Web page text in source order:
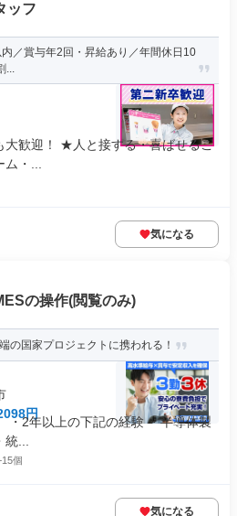
ッフ
／賞与年2回・昇給あり／年間休日10
...
大歓迎！ ★人と接する・喜ばせるこ
・...
気になる
の操作(閲覧のみ)
の国家プロジェクトに携われる！
円
・2年以上の下記の経験 ・半導体製
...
個
気になる